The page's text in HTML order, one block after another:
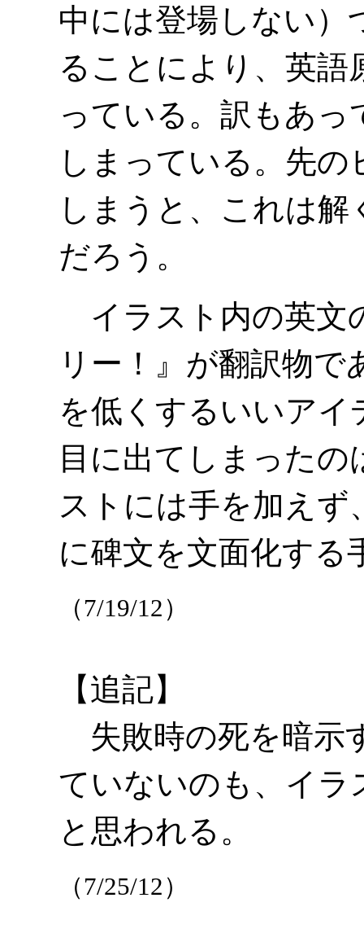
中には登場しない）
ることにより、英
っている。訳もあ
しまっている。先
しまうと、これは
だろう。
イラスト内の英文
リー！』が翻訳物
を低くするいいアイ
目に出てしまった
ストには手を加えず
に碑文を文面化する
（7/19/12）
【追記】
失敗時の死を暗示
ていないのも、イラ
と思われる。
（7/25/12）